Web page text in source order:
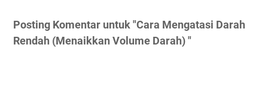
Posting Komentar untuk "Cara Mengatasi Darah
Rendah (Menaikkan Volume Darah) "